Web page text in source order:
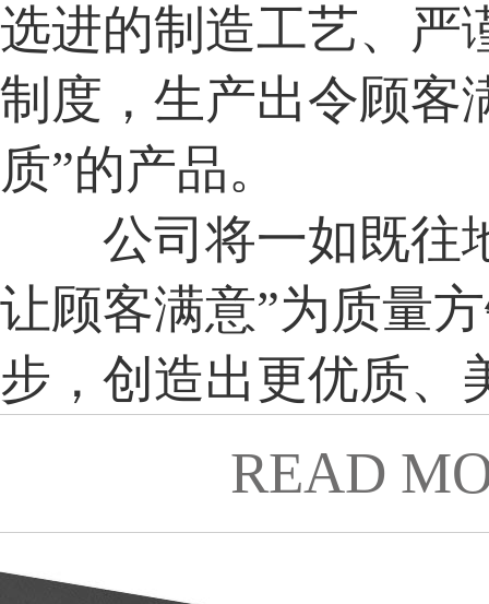
选进的制造工艺、严
制度，生产出令顾客
质”的产品。
公司将一如既往
让顾客满意”为质量
步，创造出更优质、
READ